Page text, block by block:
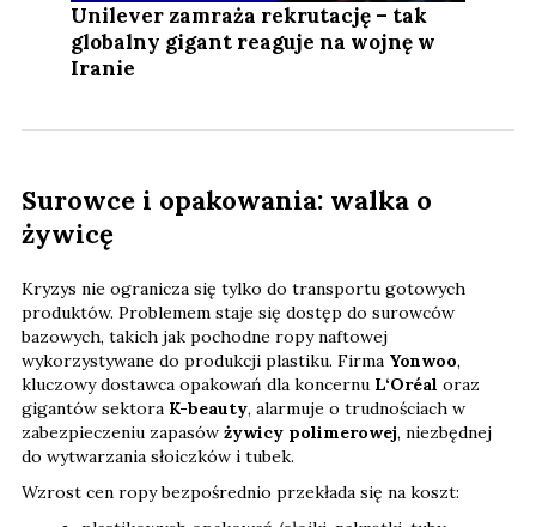
Unilever zamraża rekrutację – tak
globalny gigant reaguje na wojnę w
Iranie
Surowce i opakowania: walka o
żywicę
Kryzys nie ogranicza się tylko do transportu gotowych
produktów. Problemem staje się dostęp do surowców
bazowych, takich jak pochodne ropy naftowej
wykorzystywane do produkcji plastiku. Firma Yonwoo,
kluczowy dostawca opakowań dla koncernu L‘Oréal oraz
gigantów sektora K-beauty, alarmuje o trudnościach w
zabezpieczeniu zapasów żywicy polimerowej, niezbędnej
do wytwarzania słoiczków i tubek.
Wzrost cen ropy bezpośrednio przekłada się na koszt: